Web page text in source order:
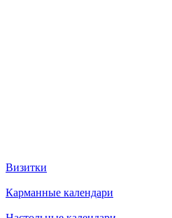
Визитки
Карманные календари